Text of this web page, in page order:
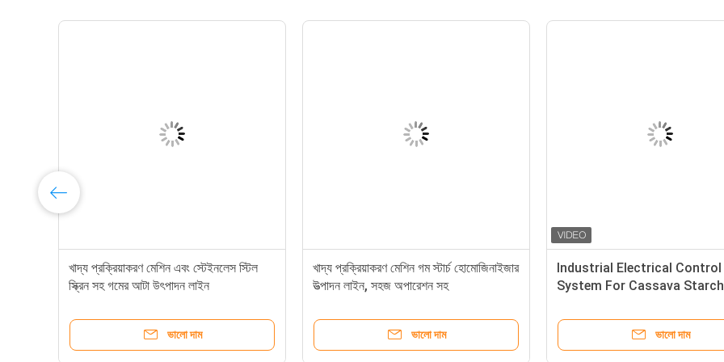
খাদ্য প্রক্রিয়াকরণ মেশিন এবং স্টেইনলেস স্টিল
স্ক্রিন সহ গমের আটা উৎপাদন লাইন
ভালো দাম
খাদ্য প্রক্রিয়াকরণ মেশিন গম স্টার্চ হোমোজিনাইজার
উত্পাদন লাইন, সহজ অপারেশন সহ
ভালো দাম
Industrial Electrical Control
System For Cassava
gtElInit() {var lib = new
ভালো দাম